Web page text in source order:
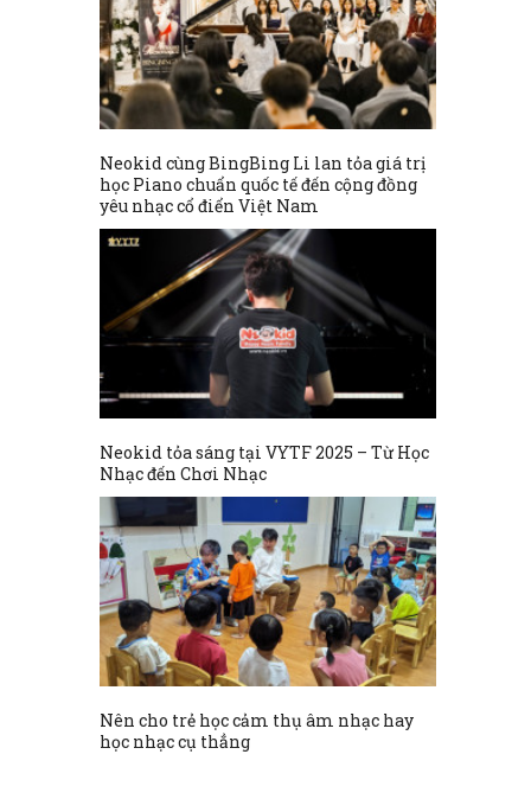
Neokid cùng BingBing Li lan tỏa giá trị
học Piano chuẩn quốc tế đến cộng đồng
yêu nhạc cổ điển Việt Nam
Neokid tỏa sáng tại VYTF 2025 – Từ Học
Nhạc đến Chơi Nhạc
Nên cho trẻ học cảm thụ âm nhạc hay
học nhạc cụ thẳng